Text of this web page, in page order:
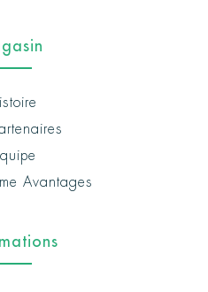
Avantages